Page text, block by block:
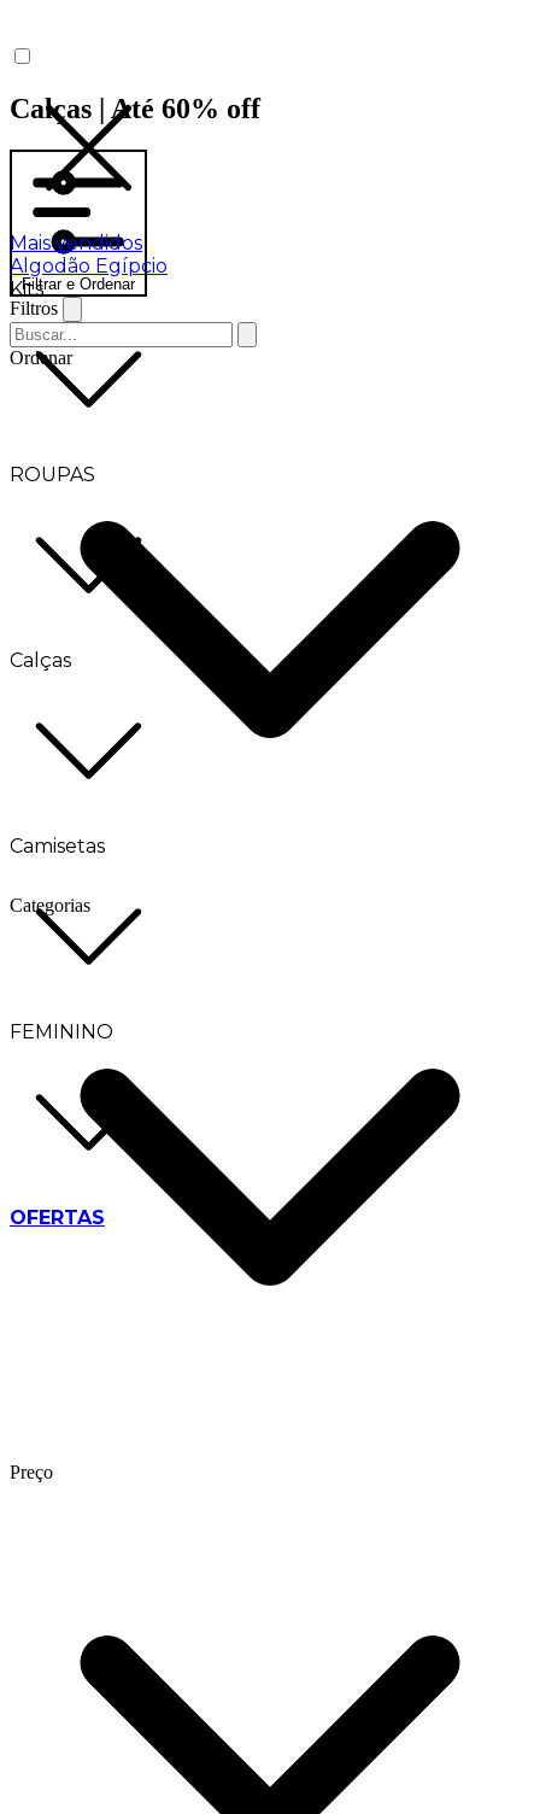
Mais vendidos
Algodão Egípcio
Kits
ROUPAS
Calças
Camisetas
FEMININO
OFERTAS
Calças | Até 60% off
Filtrar e Ordenar
Filtros
Ordenar
Categorias
Preço